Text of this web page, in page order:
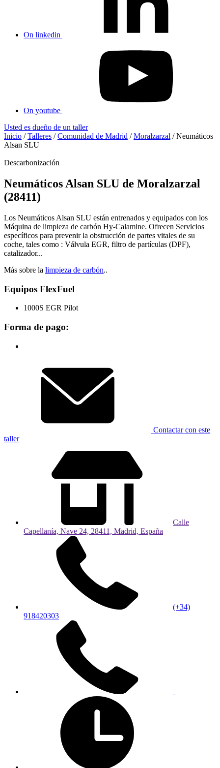
On linkedin
On youtube
Usted es dueño de un taller
Inicio /Talleres /Comunidad de Madrid /Moralzarzal /Neumáticos
Alsan SLU
Descarbonización
Neumáticos Alsan SLU de Moralzarzal
(28411)
Los Neumáticos Alsan SLU están entrenados y equipados con los
Máquina de limpieza de carbón Hy-Calamine. Ofrecen Servicios
específicos para prevenir la obstrucción de partes vitales de su
coche, tales como : Válvula EGR, filtro de partículas (DPF),
catalizador...
Más sobre la limpieza de carbón..
Equipos FlexFuel
1000S EGR Pilot
Forma de pago:
Contactar con este
taller
Calle
Capellanía, Nave 24, 28411, Madrid, España
(+34)
918420303